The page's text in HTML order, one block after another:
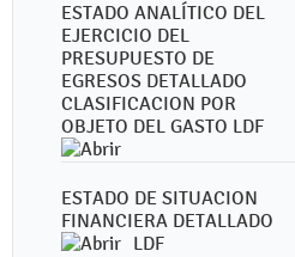
ESTADO ANALÍTICO DEL
EJERCICIO DEL
PRESUPUESTO DE
EGRESOS DETALLADO
CLASIFICACION POR
OBJETO DEL GASTO LDF
ESTADO DE SITUACION
FINANCIERA DETALLADO
LDF